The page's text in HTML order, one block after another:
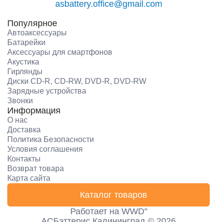
asbattery.office@gmail.com
Популярное
Автоаксессуары
Батарейки
Аксессуары для смартфонов
Акустика
Гирлянды
Диски CD-R, CD-RW, DVD-R, DVD-RW
Зарядные устройства
Звонки
Информация
О нас
Доставка
Политика Безопасности
Условия соглашения
Контакты
Возврат товара
Карта сайта
Каталог товаров
Работает на WWD"